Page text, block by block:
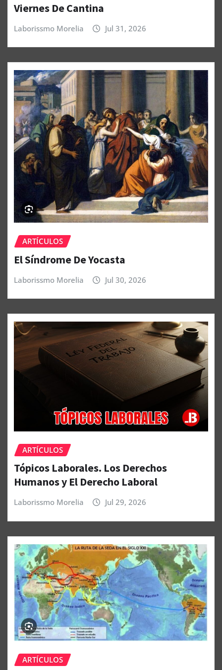
Viernes De Cantina
Laborissmo Morelia Jul 31, 2026
ARTÍCULOS
El Síndrome De Yocasta
Laborissmo Morelia Jul 30, 2026
ARTÍCULOS
Tópicos Laborales. Los Derechos
Humanos y El Derecho Laboral
Laborissmo Morelia Jul 29, 2026
ARTÍCULOS